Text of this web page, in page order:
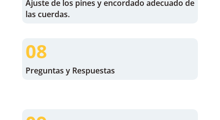
Ajuste de los pines y encordado adecuado de
las cuerdas.
08
Preguntas y Respuestas